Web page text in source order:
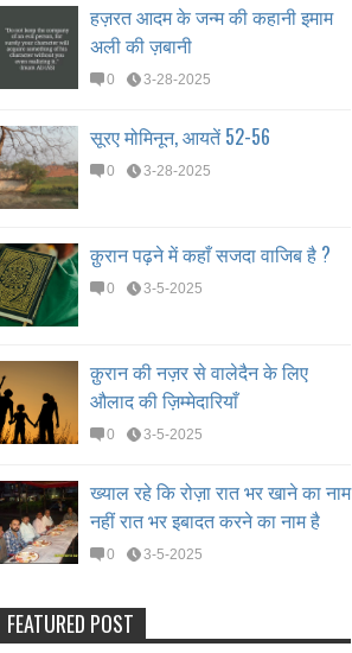
हज़रत आदम के जन्म की कहानी इमाम
अली की ज़बानी
0 3-28-2025
सूरए मोमिनून, आयतें 52-56
0 3-28-2025
क़ुरान पढ़ने में कहाँ सजदा वाजिब है ?
0 3-5-2025
क़ुरान की नज़र से वालेदैन के लिए
औलाद की ज़िम्मेदारियाँ
0 3-5-2025
ख्याल रहे कि रोज़ा रात भर खाने का नाम
नहीं रात भर इबादत करने का नाम है
0 3-5-2025
FEATURED POST